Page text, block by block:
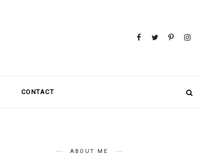
CONTACT
ABOUT ME